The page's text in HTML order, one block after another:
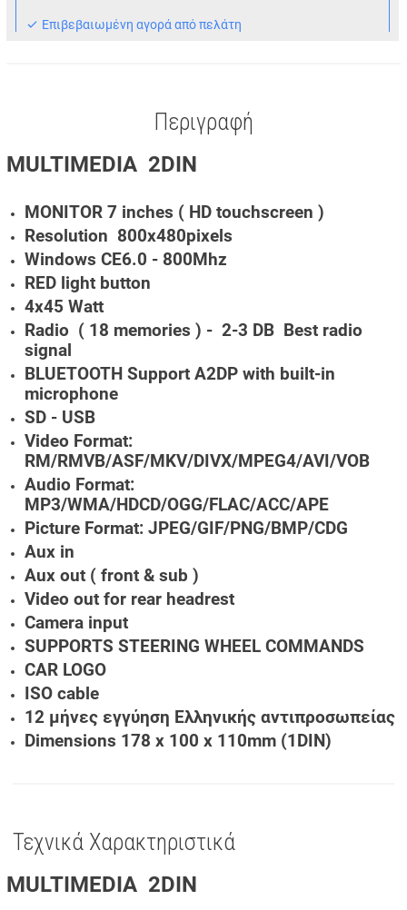
Eπιβεβαιωμένη αγορά από πελάτη
Περιγραφή
MULTIMEDIA 2DIN
MONITOR 7 inches ( HD touchscreen )
Resolution 800x480pixels
Windows CE6.0 - 800Mhz
RED light button
4x45 Watt
Radio ( 18 memories ) - 2-3 DB Best radio
signal
BLUETOOTH Support A2DP with built-in
microphone
SD - USB
Video Format:
RM/RMVB/ASF/MKV/DIVX/MPEG4/AVI/VOB
Audio Format:
MP3/WMA/HDCD/OGG/FLAC/ACC/APE
Picture Format: JPEG/GIF/PNG/BMP/CDG
Aux in
Aux out ( front & sub )
Video out for rear headrest
Camera input
SUPPORTS STEERING WHEEL COMMANDS
CAR LOGO
ISO cable
12 μήνες εγγύηση Ελληνικής αντιπροσωπείας
Dimensions 178 x 100 x 110mm (1DIN)
Τεχνικά Χαρακτηριστικά
MULTIMEDIA 2DIN